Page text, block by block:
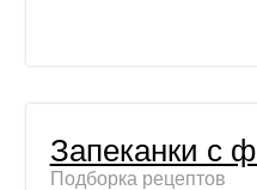
Запеканки с
Подборка рецептов